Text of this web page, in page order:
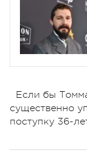
Если бы
существенно
поступку 36-